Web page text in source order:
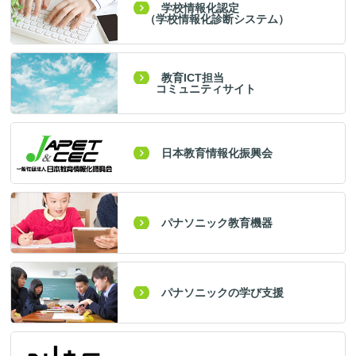
学校情報化認定
（学校情報化診断システム）
教育ICT担当
コミュニティサイト
日本教育情報化振興会
パナソニック教育機器
パナソニックの学び支援